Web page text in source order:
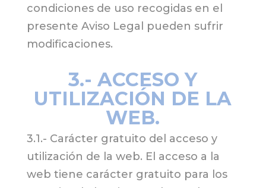
condiciones de uso recogidas en el
presente Aviso Legal pueden sufrir
modificaciones.
3.- ACCESO Y
UTILIZACIÓN DE LA
WEB.
3.1.- Carácter gratuito del acceso y
utilización de la web. El acceso a la
web tiene carácter gratuito para los